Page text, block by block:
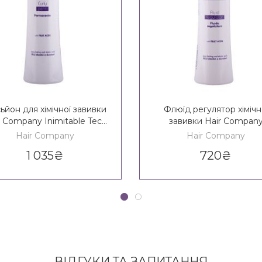
для хімічної завивки
Company Inimitable Tech
Curly Perm
Hair Company
1 035₴
Флюїд регулятор
завивки Hair
Inimitable Tech Fluid
Hair Company
720₴